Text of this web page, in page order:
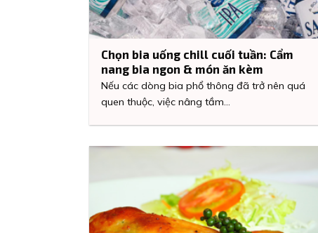
Chọn bia uống chill cuối tuần: Cẩm
nang bia ngon & món ăn kèm
Nếu các dòng bia phổ thông đã trở nên quá
quen thuộc, việc nâng tầm...